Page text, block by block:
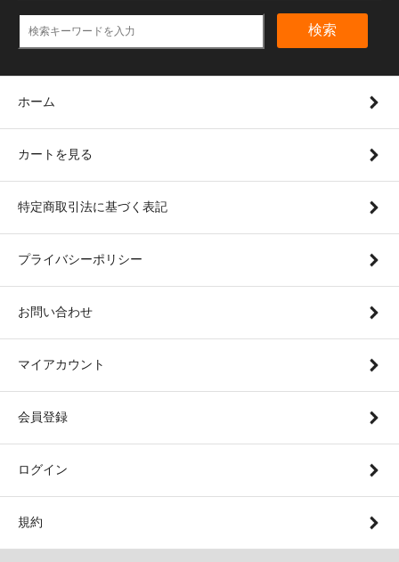
検索
ホーム
カートを見る
特定商取引法に基づく表記
プライバシーポリシー
お問い合わせ
マイアカウント
会員登録
ログイン
規約